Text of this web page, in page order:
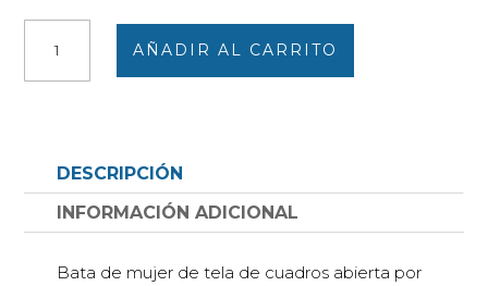
mujer
cuadros
azules,
verdes,
AÑADIR AL CARRITO
DESCRIPCIÓN
INFORMACIÓN ADICIONAL
Bata de mujer de tela de cuadros abierta por